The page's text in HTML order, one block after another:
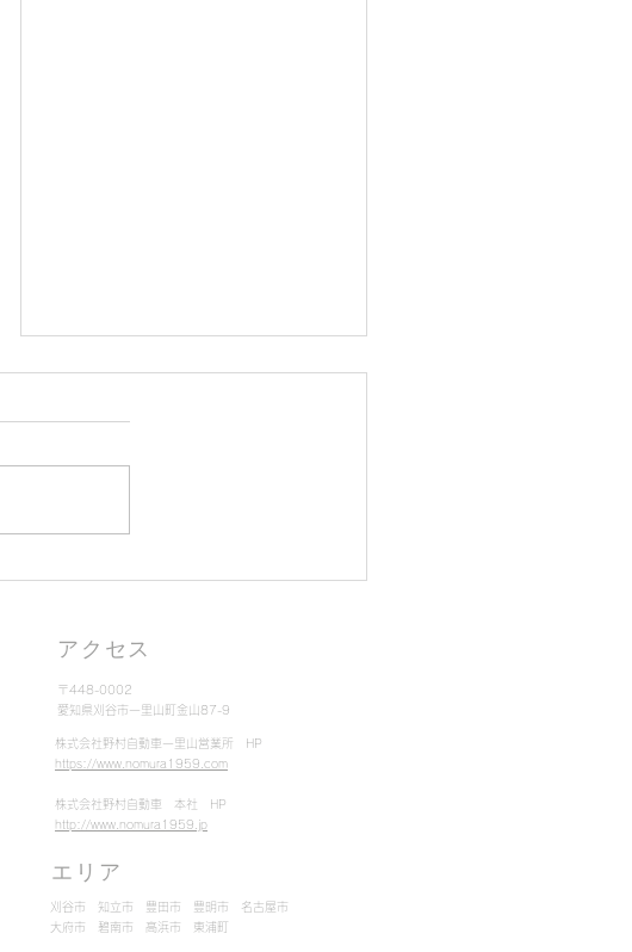
スタッドレスタイヤ販売中！
アクセス
〒448-0002
​愛知県刈谷市一里山町金山87-9
株式会社野村自動車一里山営業所 HP
https://www.nomura1959.com
株式会社野村自動車 本社 HP
http://www.nomura1959.jp
​エリア
刈谷市 知立市 豊田市 豊明市 名古屋市
大府市 碧南市 高浜市 東浦町